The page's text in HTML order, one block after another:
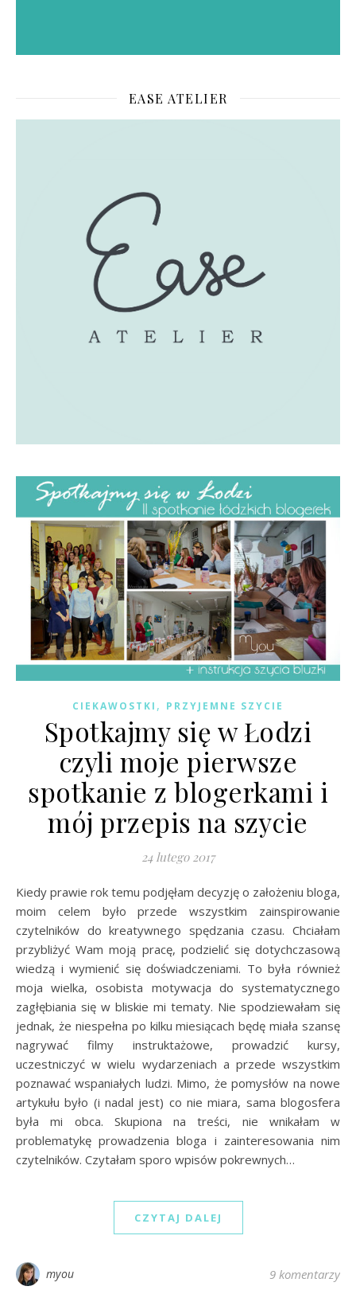
EASE ATELIER
CIEKAWOSTKI , PRZYJEMNE SZYCIE
Spotkajmy się w Łodzi
czyli moje pierwsze
spotkanie z blogerkami i
mój przepis na szycie
24 lutego 2017
Kiedy prawie rok temu podjęłam decyzję o założeniu bloga,
moim celem było przede wszystkim zainspirowanie
czytelników do kreatywnego spędzania czasu. Chciałam
przybliżyć Wam moją pracę, podzielić się dotychczasową
wiedzą i wymienić się doświadczeniami. To była również
moja wielka, osobista motywacja do systematycznego
zagłębiania się w bliskie mi tematy. Nie spodziewałam się
jednak, że niespełna po kilku miesiącach będę miała szansę
nagrywać filmy instruktażowe, prowadzić kursy,
uczestniczyć w wielu wydarzeniach a przede wszystkim
poznawać wspaniałych ludzi. Mimo, że pomysłów na nowe
artykułu było (i nadal jest) co nie miara, sama blogosfera
była mi obca. Skupiona na treści, nie wnikałam w
problematykę prowadzenia bloga i zainteresowania nim
czytelników. Czytałam sporo wpisów pokrewnych…
CZYTAJ DALEJ
myou 9 komentarzy